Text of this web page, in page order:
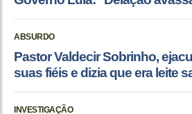
ABSURDO
Pastor Valdecir Sobrinho,
suas fiéis e dizia que era leite
INVESTIGAÇÃO